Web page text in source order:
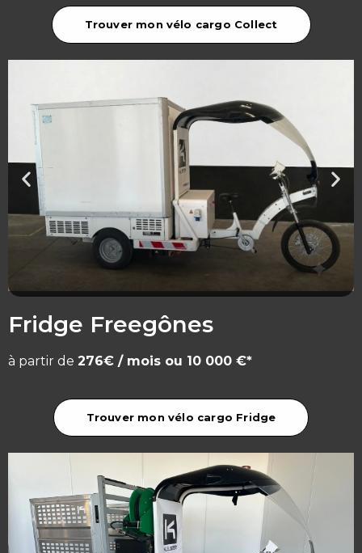
Trouver mon vélo cargo Collect
Fridge Freegônes
à partir de 276€ / mois ou 10 000 €*
Trouver mon vélo cargo Fridge